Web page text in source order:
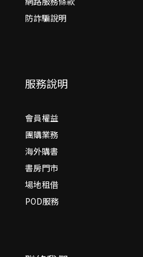
防詐騙說明
服務說明
會員權益
團購業務
海外購書
書房門市
場地租借
POD服務